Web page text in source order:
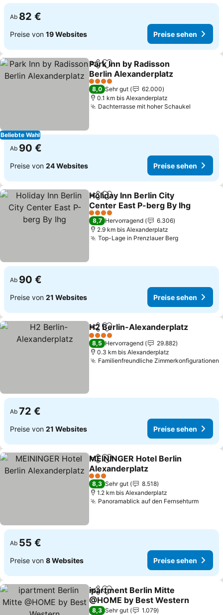
Ab 82 €
Preise von 19 Websites Preise sehen
Beliebte Wahl
TeilenZu Favoriten hinzufügen
Park Inn by Radisson
Berlin Alexanderplatz
4 Sterne
8,0 Sehr gut
62.000
0.1 km bis Alexanderplatz
Dachterrasse mit hoher Schaukel
Ab 90 €
Preise von 24 Websites Preise sehen
TeilenZu Favoriten hinzufügen
Holiday Inn Berlin City
Center East P-berg By Ihg
4 Sterne
8,7 Hervorragend
6.306
2.9 km bis Alexanderplatz
Top-Lage in Prenzlauer Berg
Ab 90 €
Preise von 21 Websites Preise sehen
TeilenZu Favoriten hinzufügen
H2 Berlin-Alexanderplatz
4 Sterne
8,5 Hervorragend
29.882
0.3 km bis Alexanderplatz
Familienfreundliche Zimmerkonfigurationen
Ab 72 €
Preise von 21 Websites Preise sehen
TeilenZu Favoriten hinzufügen
MEININGER Hotel Berlin
Alexanderplatz
3 Sterne
8,3 Sehr gut
8.518
1.2 km bis Alexanderplatz
Panoramablick auf den Fernsehturm
Ab 55 €
Preise von 8 Websites Preise sehen
TeilenZu Favoriten hinzufügen
ipartment Berlin Mitte
@HOME by Best Western
8,3 Sehr gut
1.079